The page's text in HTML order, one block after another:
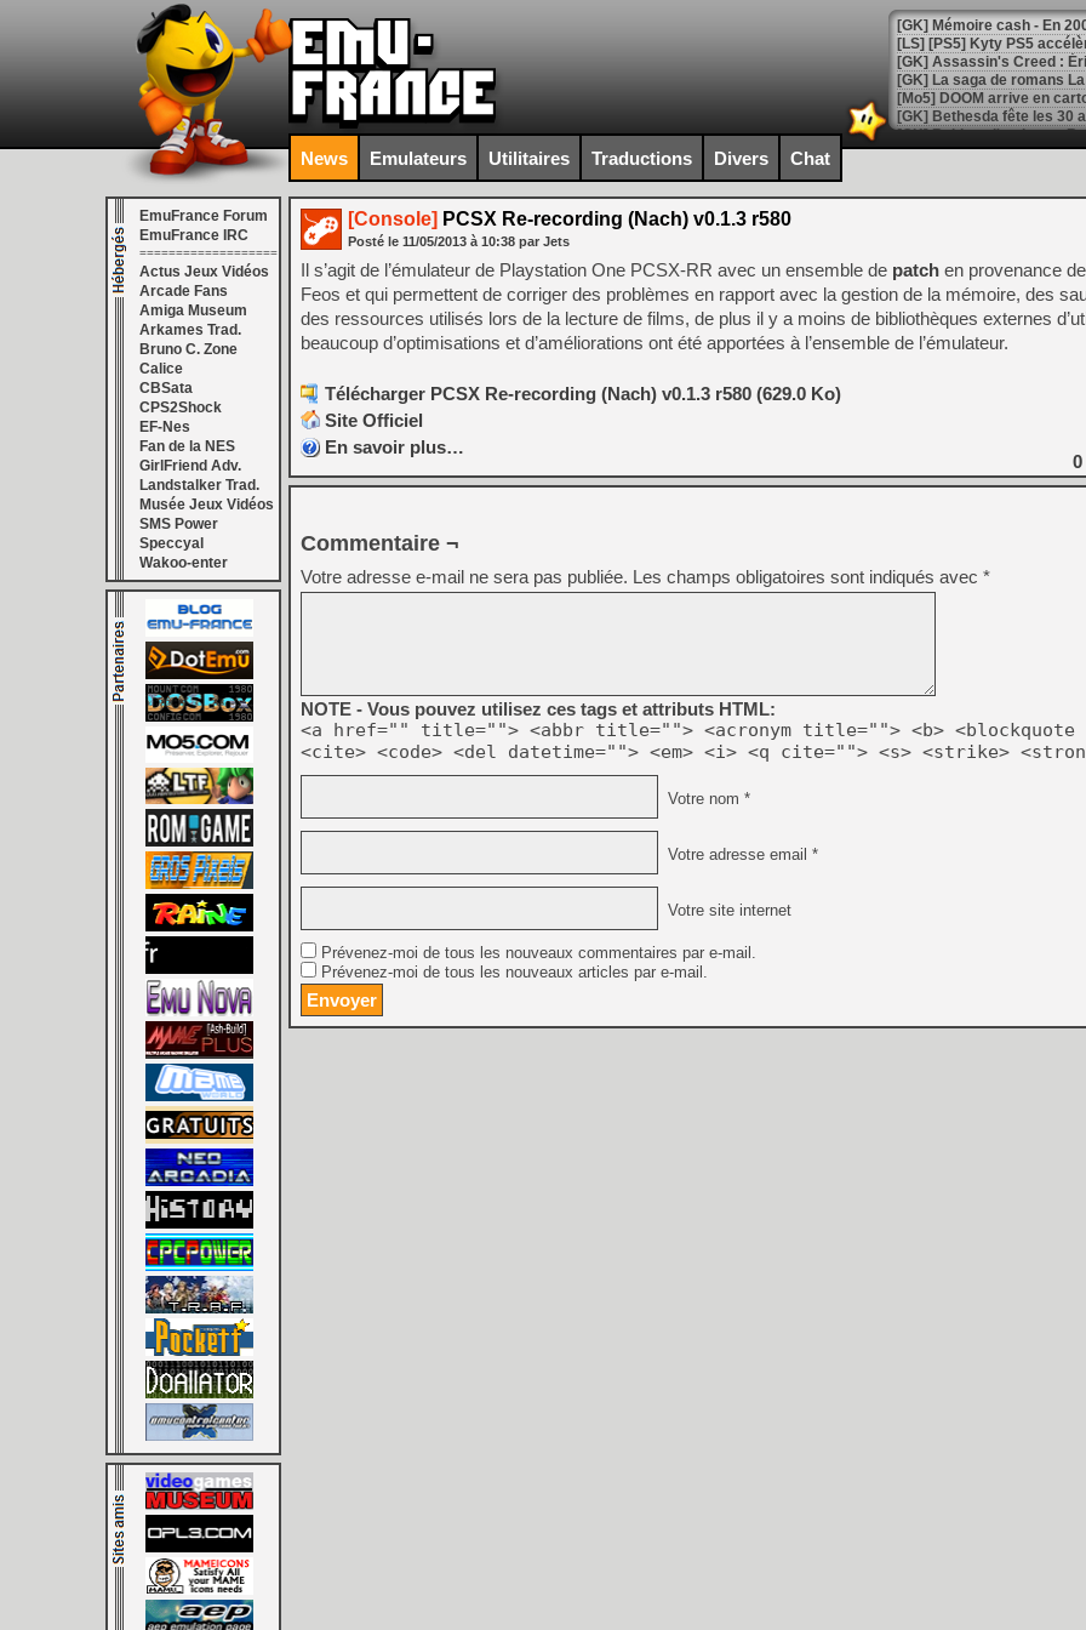
[Mo5] DOOM arrive en
[GK] Bethesda fête les 30
[GK] Roblox : l'action en
[GK] Agenda - GeForce
[LS] [PS5] ps5-y2jb-
[GK] Pourquoi Marvel
[GK] Test : Restory : Chill
[GK] GTA 6 : Rockstar
[GK] Hot Wheels Infinite
[GK] Mémoire cash -
[GK] Résultats Nintendo :
[GK] Déjà des
[Mo5] Brickboy cherche à
[GK] Minecraft et ses «
[GK] Beast of
[GK] Ubisoft : fin de partie
[GK] Mémoire cash -
[GK] Dan Houser (GTA)
[GK] Comment EA Sports
[GK] Crimson Moon : un
[GK] Isle of Reveries : le
[GK] Moonlighter 2 : The
[GK] Capcom relance
[Mo5] Deux inédits du
[GK] Le beat'em up The
[GK] Endless Legend 2 :
[LS] [PS5] Premiers
News Emulateurs Utilitaires Traductions Divers Chat
EmuFrance Forum
EmuFrance IRC
===================
Actus Jeux Vidéos
Arcade Fans
Amiga Museum
Arkames Trad.
Bruno C. Zone
Calice
CBSata
CPS2Shock
EF-Nes
Fan de la NES
GirlFriend Adv.
Landstalker Trad.
Musée Jeux Vidéos
SMS Power
Speccyal
Wakoo-enter
[Console] PCSX Re-recording (Nach) v0.1.3 r580
Posté le 11/05/2013 à 10:38 par Jets
Il s’agit de l’émulateur de Playstation One PCSX-RR avec un ensemble de patch en provenance
Feos et qui permettent de corriger des problèmes en rapport avec la gestion de la mémoire, des
des ressources utilisés lors de la lecture de films, de plus il y a moins de bibliothèques externes
beaucoup d’optimisations et d’améliorations ont été apportées à l’ensemble de l’émulateur.
Télécharger PCSX Re-recording (Nach) v0.1.3 r580 (629.0 Ko)
Site Officiel
En savoir plus…
0
Commentaire ¬
Votre adresse e-mail ne sera pas publiée. Les champs obligatoires sont indiqués avec *
NOTE - Vous pouvez utilisez ces tags et attributs HTML:
<a href="" title=""> <abbr title=""> <acronym title=""> <b> <blockquote
<cite> <code> <del datetime=""> <em> <i> <q cite=""> <s> <strike>
Votre nom *
Votre adresse email *
Votre site internet
Prévenez-moi de tous les nouveaux commentaires par e-mail.
Prévenez-moi de tous les nouveaux articles par e-mail.